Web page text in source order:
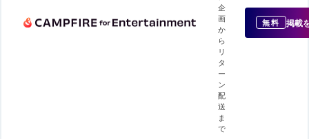
企
画
か
ら
リ
タ
ー
ン
配
送
ま
で
無料 掲載